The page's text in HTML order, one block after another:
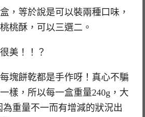
，等於說是可以裝兩種口味，
桃酥，可以三選二。
美！！？
塊餅乾都是手作呀！真心不騙
樣，所以每一盒重量240g，大
為重量不一而有增減的狀況出